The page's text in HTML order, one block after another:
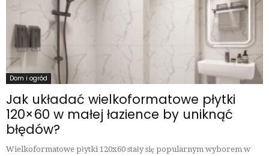
Dom i ogród
Jak układać wielkoformatowe płytki
120×60 w małej łazience by uniknąć
błędów?
Wielkoformatowe płytki 120x60 stały się popularnym wyborem w